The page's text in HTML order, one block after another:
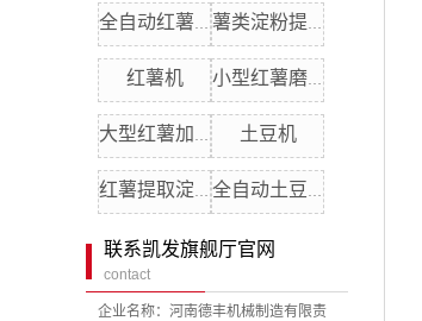
全自动红薯机 薯类淀粉提取机
红薯机 小型红薯磨粉机
大型红薯加工机 土豆机
红薯提取淀粉机组 全自动土豆制粉机
联系凯发旗舰厅官网
contact
企业名称：河南德丰机械制造有限责